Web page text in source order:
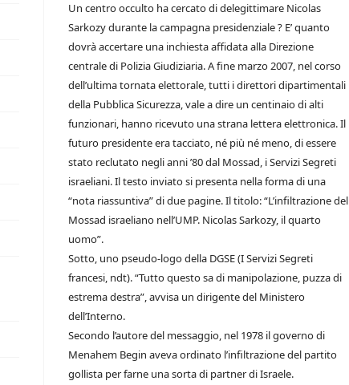
Un centro occulto ha cercato di delegittimare Nicolas
Sarkozy durante la campagna presidenziale ? E’ quanto
dovrà accertare una inchiesta affidata alla Direzione
centrale di Polizia Giudiziaria. A fine marzo 2007, nel corso
dell’ultima tornata elettorale, tutti i direttori dipartimentali
della Pubblica Sicurezza, vale a dire un centinaio di alti
funzionari, hanno ricevuto una strana lettera elettronica. Il
futuro presidente era tacciato, né più né meno, di essere
stato reclutato negli anni ’80 dal Mossad, i Servizi Segreti
israeliani. Il testo inviato si presenta nella forma di una
“nota riassuntiva” di due pagine. Il titolo: “L’infiltrazione del
Mossad israeliano nell’UMP. Nicolas Sarkozy, il quarto
uomo”.
Sotto, uno pseudo-logo della DGSE (I Servizi Segreti
francesi, ndt). “Tutto questo sa di manipolazione, puzza di
estrema destra”, avvisa un dirigente del Ministero
dell’Interno.
Secondo l’autore del messaggio, nel 1978 il governo di
Menahem Begin aveva ordinato l’infiltrazione del partito
gollista per farne una sorta di partner di Israele.